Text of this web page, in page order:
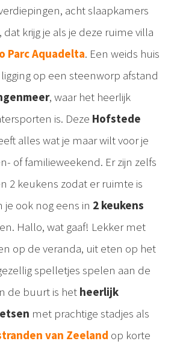
acht slaapkamers
krijg je als je deze ruime villa
Parc Aquadelta. Een weids huis
op een steenworp afstand
, waar het heerlijk
is. Deze Hofstede
alles wat je maar wilt voor je
of familieweekend. Er zijn zelfs
2 keukens zodat er ruimte is
ook nog eens in 2 keukens
Hallo, wat gaaf! Lekker met
op de veranda, uit eten op het
spelletjes spelen aan de
de buurt is het heerlijk
met prachtige stadjes als
van Zeeland op korte